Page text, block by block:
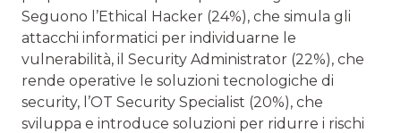
Seguono l’Ethical Hacker (24%), che simula gli
attacchi informatici per individuarne le
vulnerabilità, il Security Administrator (22%), che
rende operative le soluzioni tecnologiche di
security, l’OT Security Specialist (20%), che
sviluppa e introduce soluzioni per ridurre i rischi